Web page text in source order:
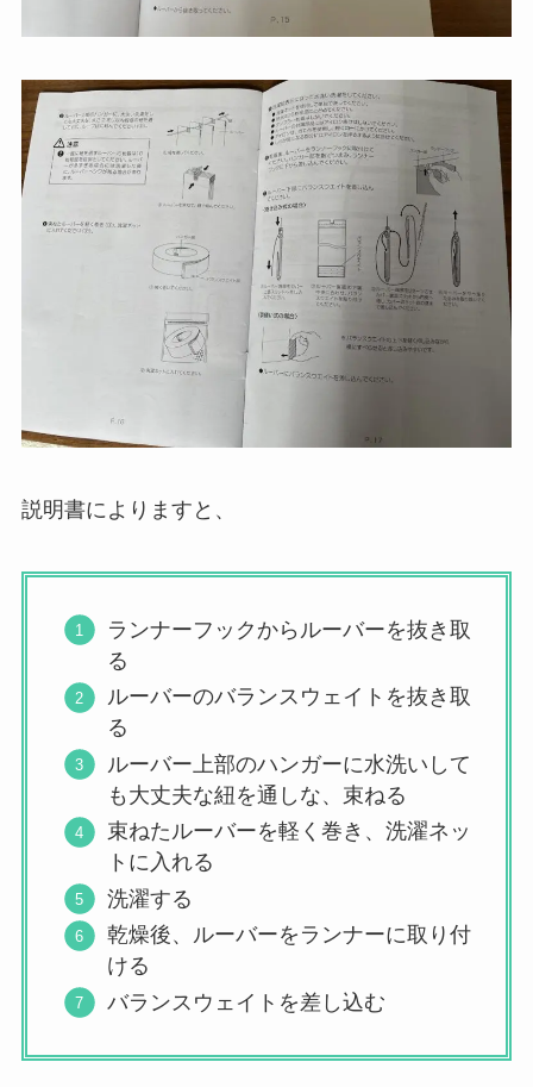
説明書によりますと、
ランナーフックからルーバーを抜き取
る
ルーバーのバランスウェイトを抜き取
る
ルーバー上部のハンガーに水洗いして
も大丈夫な紐を通しな、束ねる
束ねたルーバーを軽く巻き、洗濯ネッ
トに入れる
洗濯する
乾燥後、ルーバーをランナーに取り付
ける
バランスウェイトを差し込む